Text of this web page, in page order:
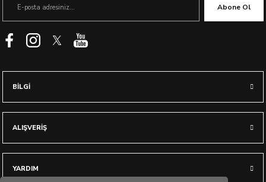
Abone Ol
BİLGİ
ALIŞVERİŞ
YARDIM